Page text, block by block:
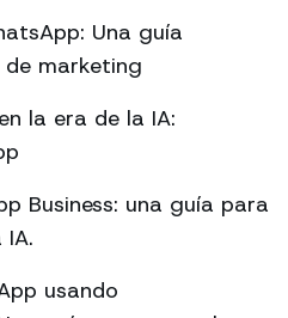
Una guía
marketing
la era de la IA:
Business: una guía para
usando